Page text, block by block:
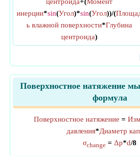
инерции*sin(Угол)*sin(Угол))/(
ь влажной поверхности*Глубина
центроида)
Поверхностное натяжение
формула
Поверхностное натяжение =
давления*Диаметр
σchange = Δp*d/8